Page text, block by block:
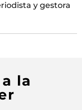
y gestora
la